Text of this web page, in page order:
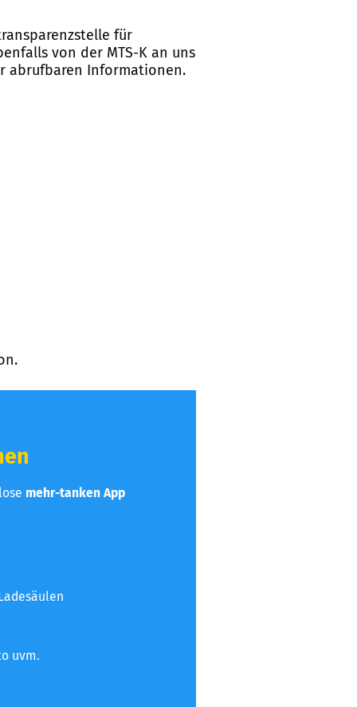
für
von der MTS-K an uns
abrufbaren Informationen.
mehr-tanken App
uvm.